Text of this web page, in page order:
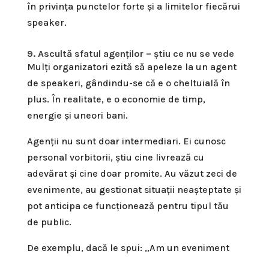
în privința punctelor forte și a limitelor fiecărui
speaker.
9. Ascultă sfatul agenților – știu ce nu se vede
Mulți organizatori ezită să apeleze la un agent
de speakeri, gândindu-se că e o cheltuială în
plus. În realitate, e o economie de timp,
energie și uneori bani.
Agenții nu sunt doar intermediari. Ei cunosc
personal vorbitorii, știu cine livrează cu
adevărat și cine doar promite. Au văzut zeci de
evenimente, au gestionat situații neașteptate și
pot anticipa ce funcționează pentru tipul tău
de public.
De exemplu, dacă le spui: „Am un eveniment